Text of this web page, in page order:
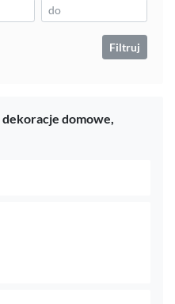
Filtruj
dekoracje domowe,